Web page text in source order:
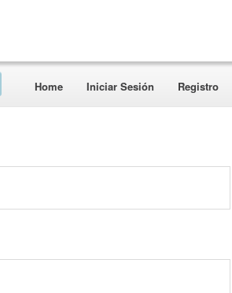
Home Iniciar Sesión Registro